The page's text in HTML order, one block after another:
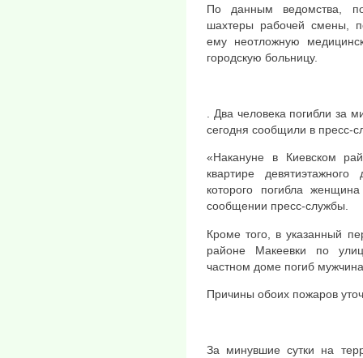
По данным ведомства,
шахтеры рабочей смены,
ему неотложную
городскую больницу.
. Два человека погибли за
сегодня сообщили в пресс-
«Накануне в Киевском
квартире
которого погибла
сообщении пресс-службы.
Кроме того, в указанный
районе Макеевки по
частном доме погиб
Причины обоих пожаров
За минувшие сутки на